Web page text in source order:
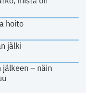
hoito
jälki
– näin